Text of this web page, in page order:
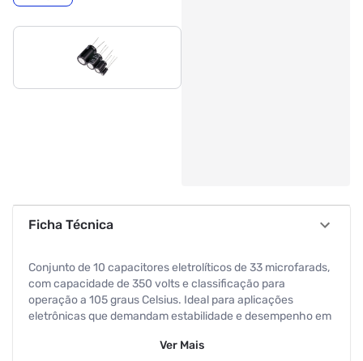
Ficha Técnica
Conjunto de 10 capacitores eletrolíticos de 33 microfarads,
com capacidade de 350 volts e classificação para
operação a 105 graus Celsius. Ideal para aplicações
eletrônicas que demandam estabilidade e desempenho em
Ver Mais